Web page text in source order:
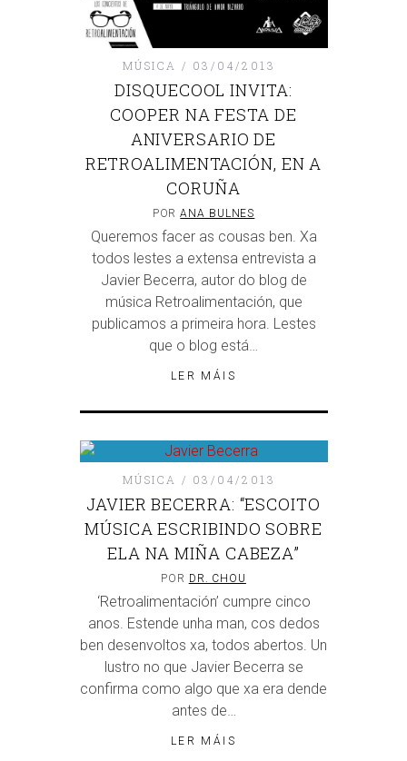
MÚSICA 03/04/2013
DISQUECOOL INVITA:
COOPER NA FESTA DE
ANIVERSARIO DE
RETROALIMENTACIÓN, EN A
CORUÑA
PORANA BULNES
Queremos facer as cousas ben. Xa
todos lestes a extensa entrevista a
Javier Becerra, autor do blog de
música Retroalimentación, que
publicamos a primeira hora. Lestes
que o blog está…
LER MÁIS
MÚSICA 03/04/2013
JAVIER BECERRA: “ESCOITO
MÚSICA ESCRIBINDO SOBRE
ELA NA MIÑA CABEZA”
POR DR. CHOU
‘Retroalimentación’ cumpre cinco
anos. Estende unha man, cos dedos
ben desenvoltos xa, todos abertos. Un
lustro no que Javier Becerra se
confirma como algo que xa era dende
antes de…
LER MÁIS